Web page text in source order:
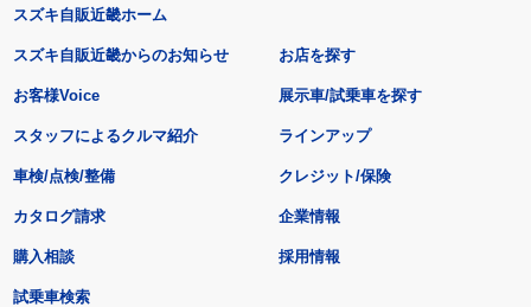
スズキ自販近畿ホーム
スズキ自販近畿からのお知らせ
お客様Voice
スタッフによるクルマ紹介
お店を探す
展示車/試乗車を探す
ラインアップ
車検/点検/整備 クレジット/保険
カタログ請求
購入相談
試乗車検索
企業情報
採用情報